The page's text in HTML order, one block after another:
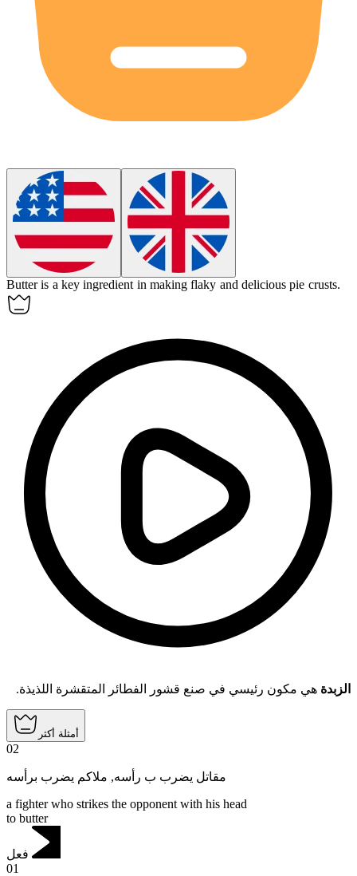
Butter is a key ingredient in making flaky and delicious pie crusts.
الزبدة هي مكون رئيسي في صنع قشور الفطائر المتقشرة اللذيذة.
أمثلة أكثر
02
مقاتل يضرب ب رأسه, ملاكم يضرب برأسه
a fighter who strikes the opponent with his head
to butter
فعل
01